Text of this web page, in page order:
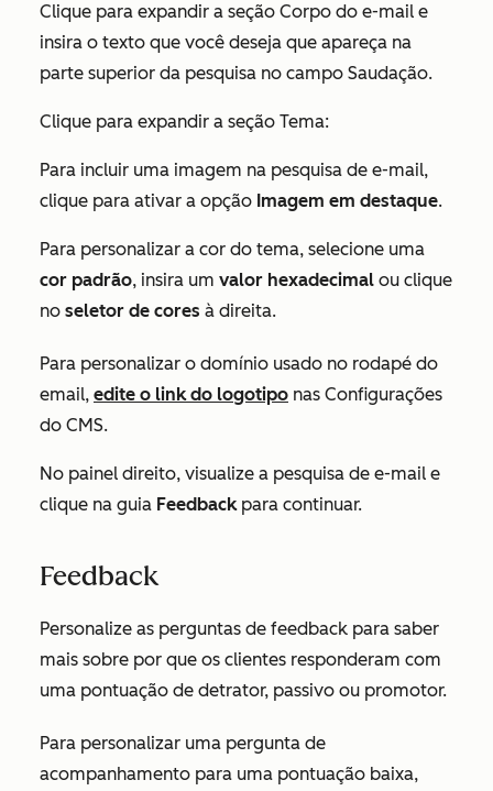
Clique para expandir a seção Corpo do e-mail e
insira o texto que você deseja que apareça na
parte superior da pesquisa no campo Saudação.
Clique para expandir a seção Tema:
Para incluir uma imagem na pesquisa de e-mail,
clique para ativar a opção Imagem em destaque.
Para personalizar a cor do tema, selecione uma
cor padrão, insira um valor hexadecimal ou clique
no seletor de cores à direita.
Para personalizar o domínio usado no rodapé do
email, edite o link do logotipo nas Configurações
do CMS.
No painel direito, visualize a pesquisa de e-mail e
clique na guia Feedbackpara continuar.
Feedback
Personalize as perguntas de feedback para saber
mais sobre por que os clientes responderam com
uma pontuação de detrator, passivo ou promotor.
Para personalizar uma pergunta de
acompanhamento para uma pontuação baixa,